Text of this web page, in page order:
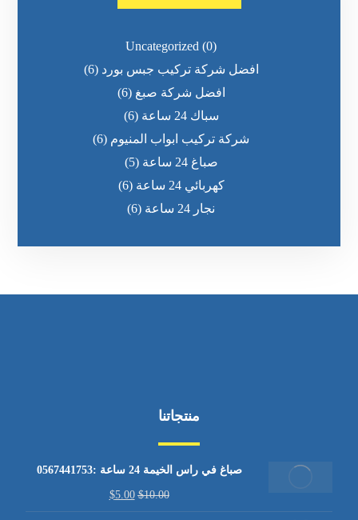
Uncategorized (0)
افضل شركة تركيب جبس بورد (6)
افضل شركة صبغ (6)
سباك 24 ساعة
(6)
شركة تركيب ابواب المنيوم (6)
صباغ 24 ساعة
(5)
كهربائي 24 ساعة
(6)
نجار 24 ساعة
(6)
منتجاتنا
صباغ في راس الخيمة 24 ساعة :0567441753
$10.00
$5.00